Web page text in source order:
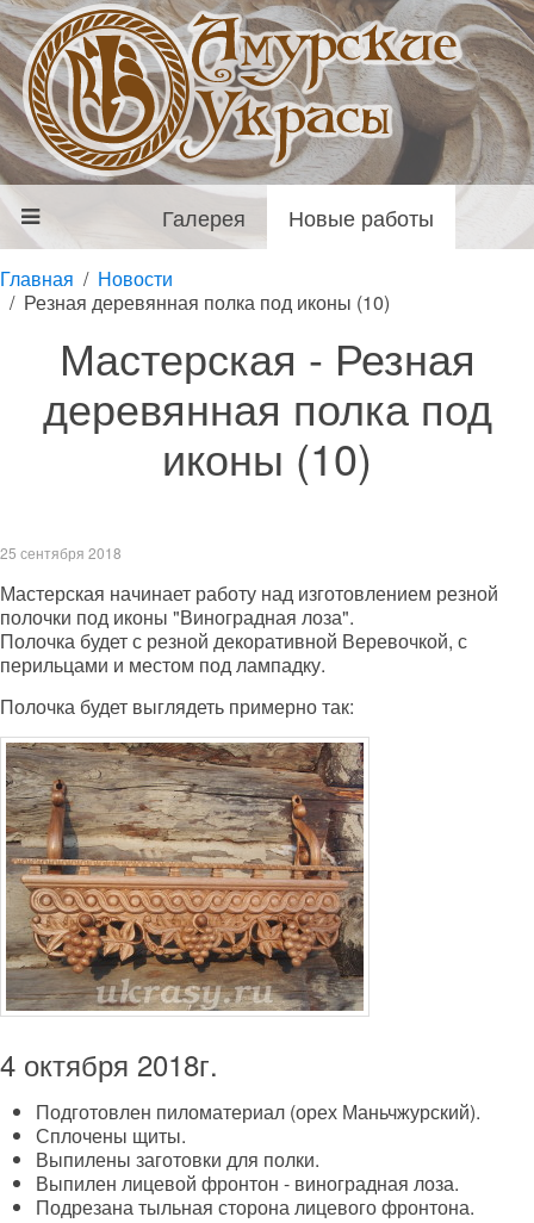
Галерея Новые работы
Главная
Новости
Резная деревянная полка под иконы (10)
Мастерская - Резная
деревянная полка под
иконы (10)
25 сентября 2018
Мастерская начинает работу над изготовлением резной
полочки под иконы "Виноградная лоза".
Полочка будет с резной декоративной Веревочкой, с
перильцами и местом под лампадку.
Полочка будет выглядеть примерно так:
4 октября 2018г.
Подготовлен пиломатериал (орех Маньчжурский).
Сплочены щиты.
Выпилены заготовки для полки.
Выпилен лицевой фронтон - виноградная лоза.
Подрезана тыльная сторона лицевого фронтона.